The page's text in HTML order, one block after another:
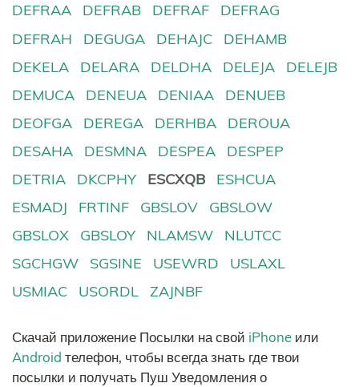
DEFRAA
DEFRAB DEFRAF
DEFRAG
DEFRAH
DEGUGA DEHAJC
DEHAMB
DEKELA
DELARA DELDHA DELEJA
DELEJB
DEMUCA
DENEUA DENIAA
DENUEB
DEOFGA
DEREGA DERHBA
DEROUA
DESAHA
DESMNA DESPEA
DESPEP
DETRIA
DKCPHY ESCXQB
ESHCUA
ESMADJ
FRTINF GBSLOV
GBSLOW
GBSLOX
GBSLOY NLAMSW
NLUTCC
SGCHGW
SGSINE USEWRD
USLAXL
USMIAC
USORDL ZAJNBF
Скачай приложение Посылки на свой iPhone или
Android телефон, чтобы всегда знать где твои
посылки и получать Пуш Уведомления о